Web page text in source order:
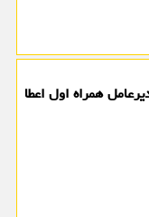
همراه اول اعطا